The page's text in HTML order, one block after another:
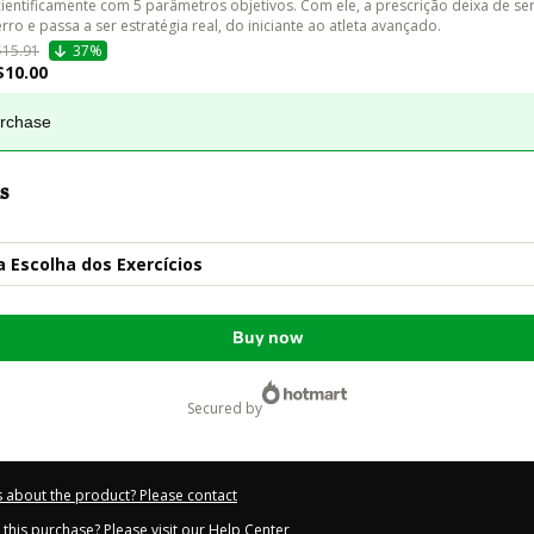
com 5 parâmetros objetivos. Com ele, a prescrição deixa de
e passa a ser estratégia real, do iniciante ao atleta avançado.
37%
Escolha dos Exercícios
Buy now
secured by
about the product? Please contact